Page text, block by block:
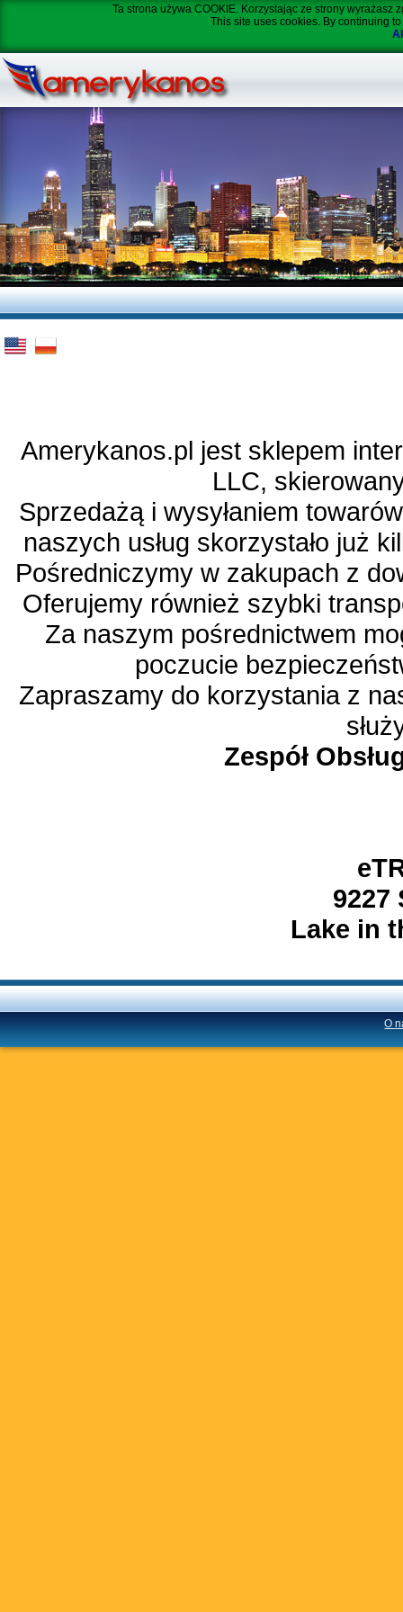
Ta strona używa COOKIE. Korzystając ze strony
This site uses cookies. By continuing
Amerykanos.pl jest sklepem
LLC,
Sprzedażą i wysyłaniem
naszych usług skorzystało już
Pośredniczymy w zakupach z
Oferujemy również szybki
Za naszym pośrednictwem
poczucie
Zapraszamy do korzystania z
Zespół
9227
Lake in
O